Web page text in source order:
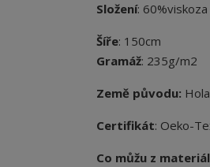
Složení:
Šíře: 150cm
Gramáž: 235g/m2
Země původu:
Certifikát: Oeko-
Co můžu z